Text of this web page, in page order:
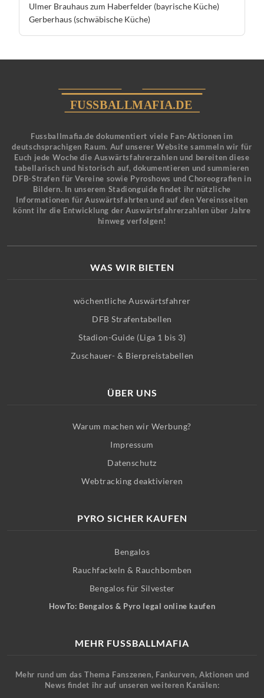
Ulmer Brauhaus zum Haberfelder (bayrische Küche)
Gerberhaus (schwäbische Küche)
Fussballmafia.de dokumentiert viele Fan-Aktionen im
deutschsprachigen Raum. Auf unserer Website sammeln wir für
Euch jede Woche die Auswärtsfahrerzahlen und bereiten diese
tabellarisch und historisch auf, dokumentieren und summieren
DFB-Strafen für Vereine sowie Pyroshows und Choreografien in
Bildern. In unserem Stadionguide findet ihr nützliche
Informationen für Auswärtsfahrten und auf den Vereinsseiten
könnt ihr die Entwicklung der Auswärtsfahrerzahlen über Jahre
hinweg verfolgen!
WAS WIR BIETEN
wöchentliche Auswärtsfahrer
DFB Strafentabellen
Stadion-Guide (Liga 1 bis 3)
Zuschauer- & Bierpreistabellen
ÜBER UNS
Warum machen wir Werbung?
Impressum
Datenschutz
Webtracking deaktivieren
PYRO SICHER KAUFEN
Bengalos
Rauchfackeln & Rauchbomben
Bengalos für Silvester
HowTo: Bengalos & Pyro legal online kaufen
MEHR FUSSBALLMAFIA
Mehr rund um das Thema Fanszenen, Fankurven, Aktionen und
News findet ihr auf unseren weiteren Kanälen: